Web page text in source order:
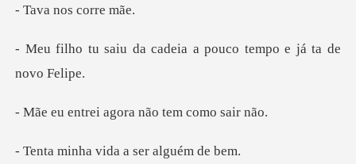
nos cor
cadeia a pouco tempo
i agora não te
vida a ser a